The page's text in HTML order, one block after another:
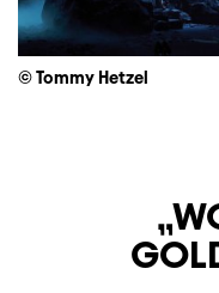
© Tommy Hetzel